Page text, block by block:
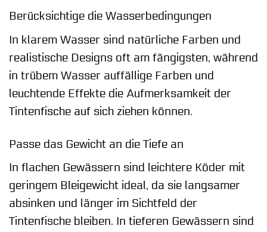
Berücksichtige die Wasserbedingungen
In klarem Wasser sind natürliche Farben und
realistische Designs oft am fängigsten, während
in trübem Wasser auffällige Farben und
leuchtende Effekte die Aufmerksamkeit der
Tintenfische auf sich ziehen können.
Passe das Gewicht an die Tiefe an
In flachen Gewässern sind leichtere Köder mit
geringem Bleigewicht ideal, da sie langsamer
absinken und länger im Sichtfeld der
Tintenfische bleiben. In tieferen Gewässern sind